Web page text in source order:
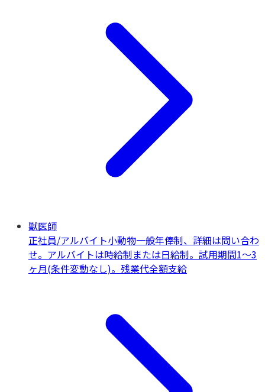
獣医師
正社員/アルバイト小動物一般年俸制、詳細は問い合わ
せ。アルバイトは時給制または日給制。試用期間1〜3
ヶ月(条件変動なし)。残業代全額支給